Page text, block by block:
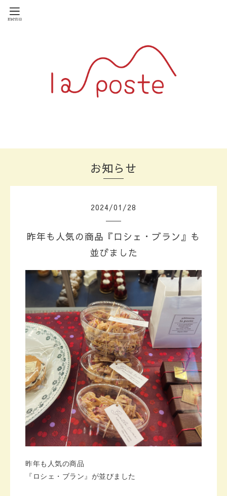
お知らせ
2024/01 /28
昨年も人気の商品『ロシェ・ブラン』も
並びました
昨年も人気の商品
『ロシェ・ブラン』が並びました